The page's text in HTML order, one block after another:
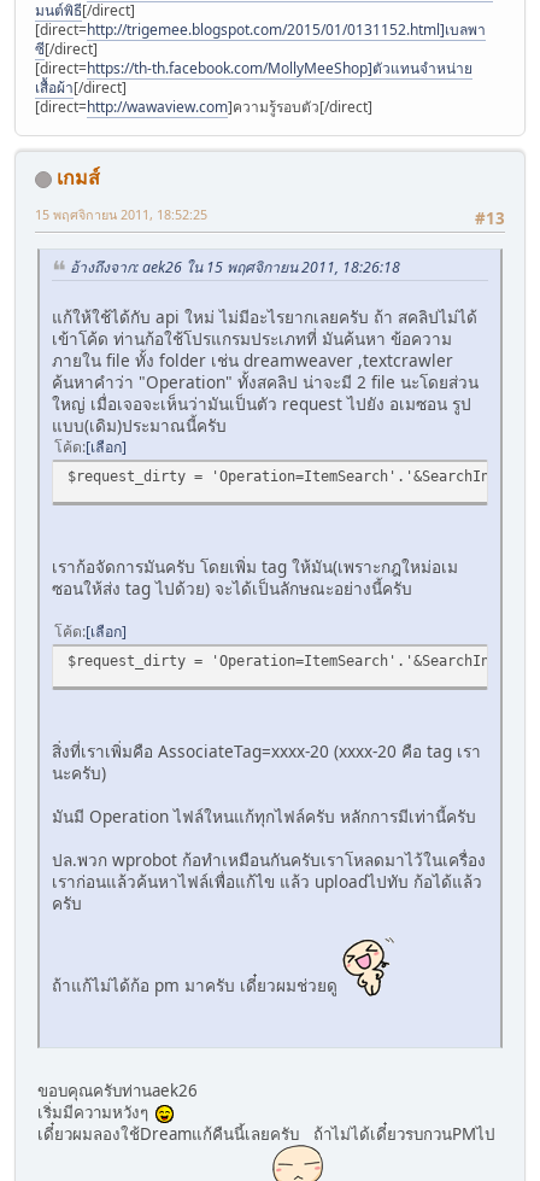
มนต์พิธี[/direct]
[direct=http://trigemee.blogspot.com/2015/01/0131152.html]เบลพา
ซี[/direct]
[direct=https://th-th.facebook.com/MollyMeeShop]ตัวแทนจําหน่าย
เสื้อผ้า[/direct]
[direct=http://wawaview.com]ความรู้รอบตัว[/direct]
เกมส์
#13
15 พฤศจิกายน 2011, 18:52:25
อ้างถึงจาก: aek26 ใน 15 พฤศจิกายน 2011, 18:26:18
แก้ให้ใช้ได้กับ api ใหม่ ไม่มีอะไรยากเลยครับ ถ้า สคลิปไม่ได้
เข้าโค้ด ท่านก้อใช้โปรแกรมประเภทที่ มันค้นหา ข้อความ
ภายใน file ทั้ง folder เช่น dreamweaver ,textcrawler
ค้นหาคำว่า "Operation" ทั้งสคลิป น่าจะมี 2 file นะโดยส่วน
ใหญ่ เมื่อเจอจะเห็นว่ามันเป็นตัว request ไปยัง อเมซอน รูป
แบบ(เดิม)ประมาณนี้ครับ
โค้ด เลือก
$request_dirty =
เราก้อจัดการมันครับ โดยเพิ่ม tag ให้มัน(เพราะกฎใหม่อเม
ซอนให้ส่ง tag ไปด้วย) จะได้เป็นลักษณะอย่างนี้ครับ
โค้ด เลือก
$request_dirty =
สิ่งที่เราเพิ่มคือ AssociateTag=xxxx-20 (xxxx-20 คือ tag เรา
นะครับ)
มันมี Operation ไฟล์ใหนแก้ทุกไฟล์ครับ หลักการมีเท่านี้ครับ
ปล.พวก wprobot ก้อทำเหมือนกันครับเราโหลดมาไว้ในเครื่อง
เราก่อนแล้วค้นหาไฟล์เพื่อแก้ไข แล้ว uploadไปทับ ก้อได้แล้ว
ครับ
ถ้าแก้ไม่ได้ก้อ pm มาครับ เดี๋ยวผมช่วยดู
ขอบคุณครับท่านaek26
เริ่มมีความหวังๆ
เดี๋ยวผมลองใช้Dreamแก้คืนนี้เลยครับ ถ้าไม่ได้เดี๋ยวรบกวนPMไป